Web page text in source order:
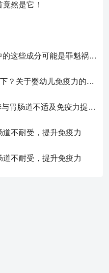
然是它！
宝宝胃肠道不适？奶粉中的这些成分可能是罪魁祸首！
宝宝总生病就是免疫力低下？关于婴幼儿免疫力的真相，家长必须了解！
宝宝喂养难题：奶粉喂养与胃肠道不适及免疫力提升的奥秘
不耐受，提升免疫力
不耐受，提升免疫力